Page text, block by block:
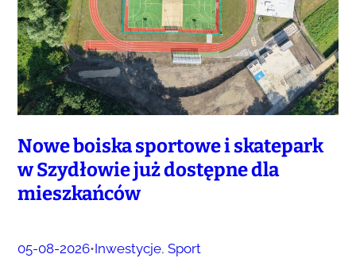
Nowe boiska sportowe i skatepark
w Szydłowie już dostępne dla
mieszkańców
05-08-2026•Inwestycje, Sport